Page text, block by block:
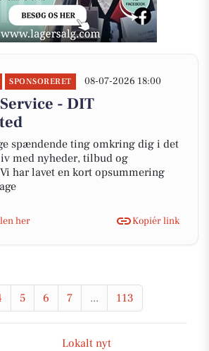
SPONSORERET 08-07-2026 18:00
- DIT
spændende ting omkring dig i det
med nyheder, tilbud og
har lavet en kort opsummering
her Kopiér link
5 6 7 ... 113
Lokalt nyt